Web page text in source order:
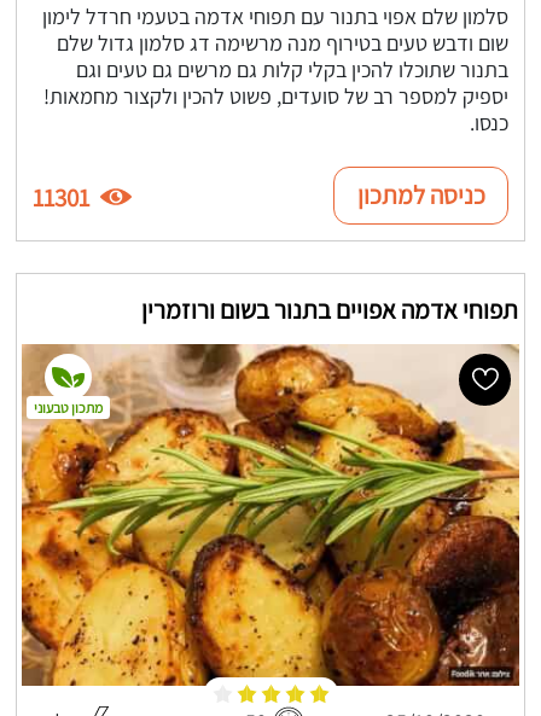
סלמון שלם אפוי בתנור עם תפוחי אדמה בטעמי חרדל לימון
שום ודבש טעים בטירוף מנה מרשימה דג סלמון גדול שלם
בתנור שתוכלו להכין בקלי קלות גם מרשים גם טעים וגם
יספיק למספר רב של סועדים, פשוט להכין ולקצור מחמאות!
כנסו.
כניסה למתכון 11301
תפוחי אדמה אפויים בתנור בשום ורוזמרין
מתכון טבעוני